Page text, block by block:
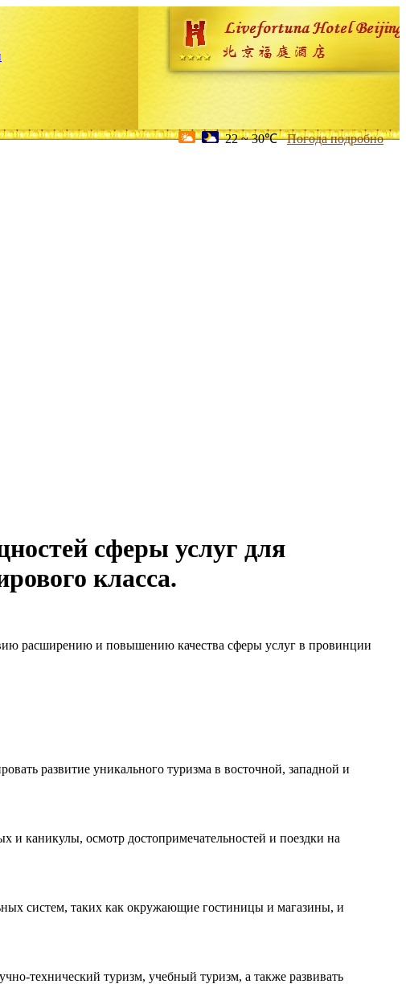
22 ~ 30℃ Погода подробно
сферы услуг для
класса.
расширению и повышению качества сферы услуг в провинции
развитие уникального туризма в восточной, западной и
и каникулы, осмотр достопримечательностей и поездки на
систем, таких как окружающие гостиницы и магазины, и
технический туризм, учебный туризм, а также развивать